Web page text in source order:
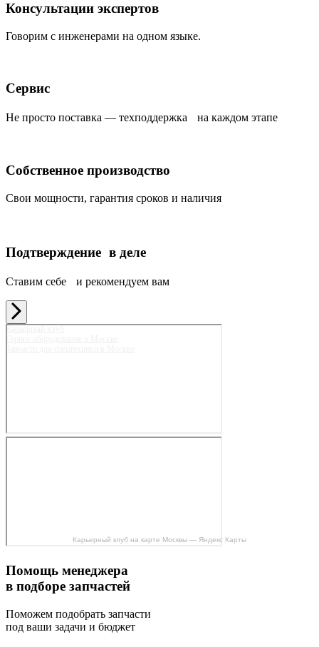
Консультации экспертов
Говорим с инженерами на одном языке.
Сервис
Не просто поставка — техподдержка на каждом этапе
Собственное производство
Свои мощности, гарантия сроков и наличия
Подтверждение в деле
Ставим себе и рекомендуем вам
Карьерный клуб на карте Москвы — Яндекс Карты
Помощь менеджера
в подборе запчастей
Поможем подобрать запчасти
под ваши задачи и бюджет